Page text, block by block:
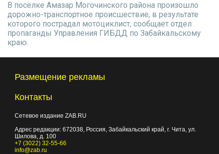
В посёлке Амазар Могочинского района произошло
дорожно-транспортное происшествие, в результате
которого пострадал мотоциклист, сообщает отдел
пропаганды Управления ГИБДД по Забайкальскому
краю.
Размещение рекламы
Контакты
Сетевое издание ZAB.RU
Адрес редакции: 672038, Россия, Забайкальский край, г. Чита, ул.
Шилова, д. 100
+7 (3022) 32-55-66
info@zab.ru